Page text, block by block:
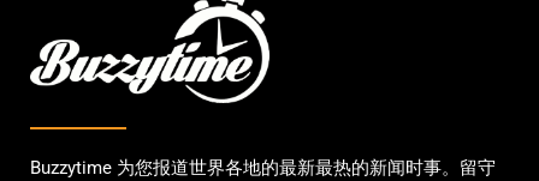
Buzzytime 为您报道世界各地的最新最热的新闻时事。留守